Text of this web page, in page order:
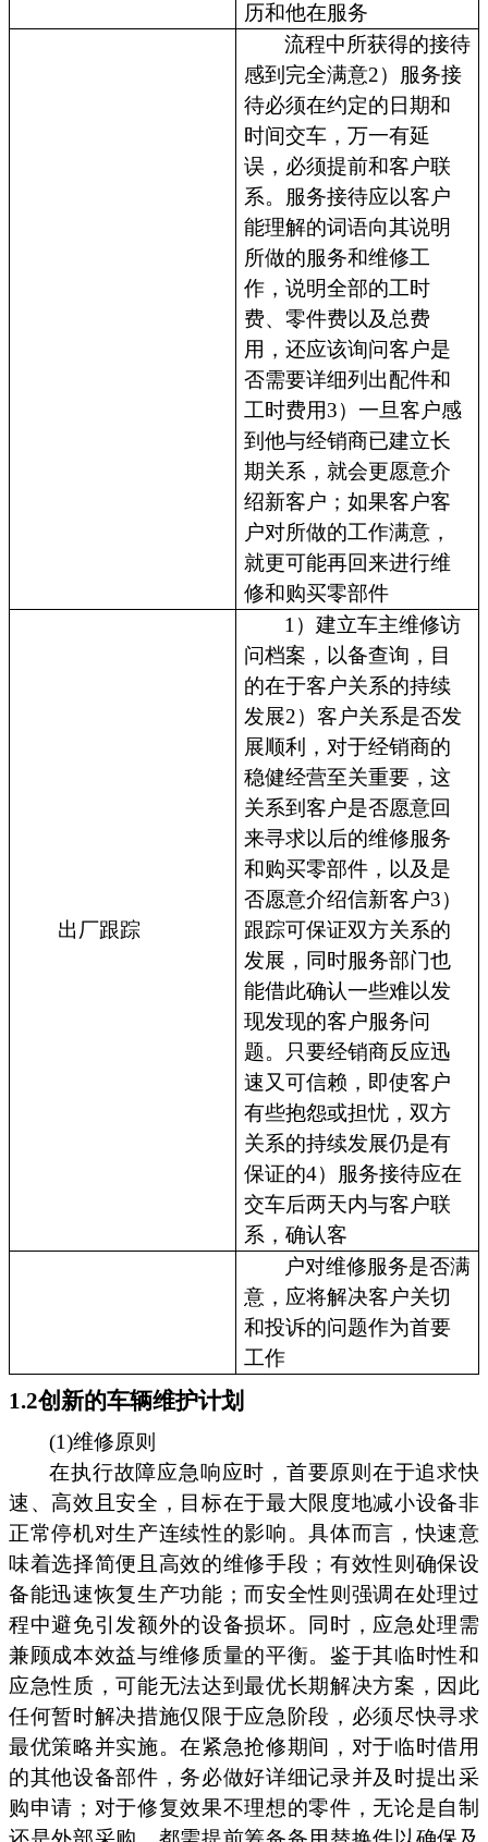
历和他在服务
流程中所获得的接待
感到完全满意2）服务接
待必须在约定的日期和
时间交车，万一有延
误，必须提前和客户联
系。服务接待应以客户
能理解的词语向其说明
所做的服务和维修工
作，说明全部的工时
费、零件费以及总费
用，还应该询问客户是
否需要详细列出配件和
工时费用3）一旦客户感
到他与经销商已建立长
期关系，就会更愿意介
绍新客户；如果客户客
户对所做的工作满意，
就更可能再回来进行维
修和购买零部件
出厂跟踪
1）建立车主维修访
问档案，以备查询，目
的在于客户关系的持续
发展2）客户关系是否发
展顺利，对于经销商的
稳健经营至关重要，这
关系到客户是否愿意回
来寻求以后的维修服务
和购买零部件，以及是
否愿意介绍信新客户3）
跟踪可保证双方关系的
发展，同时服务部门也
能借此确认一些难以发
现发现的客户服务问
题。只要经销商反应迅
速又可信赖，即使客户
有些抱怨或担忧，双方
关系的持续发展仍是有
保证的4）服务接待应在
交车后两天内与客户联
系，确认客
户对维修服务是否满
意，应将解决客户关切
和投诉的问题作为首要
工作
1.2创新的车辆维护计划
(1)维修原则
在执行故障应急响应时，首要原则在于追求快
速、高效且安全，目标在于最大限度地减小设备非
正常停机对生产连续性的影响。具体而言，快速意
味着选择简便且高效的维修手段；有效性则确保设
备能迅速恢复生产功能；而安全性则强调在处理过
程中避免引发额外的设备损坏。同时，应急处理需
兼顾成本效益与维修质量的平衡。鉴于其临时性和
应急性质，可能无法达到最优长期解决方案，因此
任何暂时解决措施仅限于应急阶段，必须尽快寻求
最优策略并实施。在紧急抢修期间，对于临时借用
的其他设备部件，务必做好详细记录并及时提出采
购申请；对于修复效果不理想的零件，无论是自制